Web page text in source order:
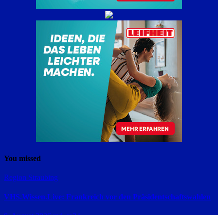
You missed
Region Straubing
VHS.Wissen.Live: Frankreich vor den Präsidentschaftswahlen